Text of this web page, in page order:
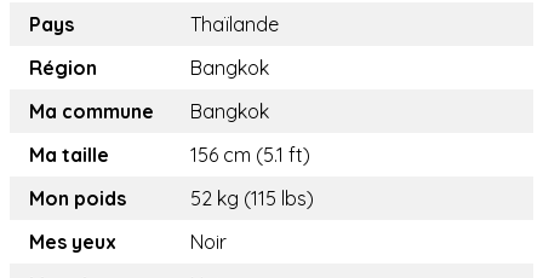
Pays
Thaïlande
Région
Bangkok
Ma commune
Bangkok
Ma taille
156 cm (5.1 ft)
Mon poids
52 kg (115 lbs)
Mes yeux
Noir